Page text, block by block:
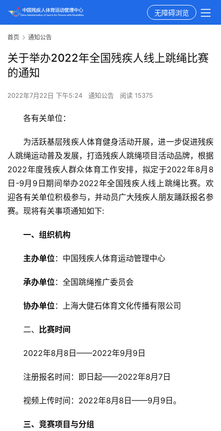
无障碍浏览
首页 通知公告
关于举办2022年全国残疾人线上跳绳比赛
的通知
2022年7月22日 下午5:24 通知公告 阅读 15375
各有关单位：
为活跃基层残疾人体育健身活动开展，进一步促进残疾
人跳绳运动普及发展，打造残疾人跳绳项目活动品牌，根据
2022年度残疾人群众体育工作安排，拟定于2022年8月8
日-9月9日期间举办2022年全国残疾人线上跳绳比赛。欢
迎各有关单位积极参与，并动员广大残疾人朋友踊跃报名参
赛。现将有关事项通知如下:
一、组织机构
主办单位：中国残疾人体育运动管理中心
承办单位：全国跳绳推广委员会
协办单位：上海大健石体育文化传播有限公司
二、 比赛时间
2022年8月8日——2022年9月9日
注册报名时间：即日起——2022年8月7日
视频上传时间：2022年8月8日——9月9日。
三、竞赛项目与分组